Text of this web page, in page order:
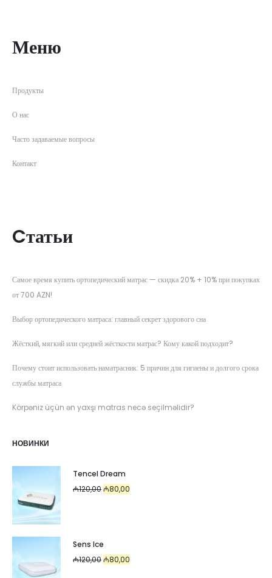
Меню
Продукты
О нас
Часто задаваемые вопросы
Контакт
Cтатьи
Самое время купить ортопедический матрас — скидка 20% + 10% при покупках
от 700 AZN!
Выбор ортопедического матраса: главный секрет здорового сна
Жёсткий, мягкий или средней жёсткости матрас? Кому какой подходит?
Почему стоит использовать наматрасник: 5 причин для гигиены и долгого срока
службы матраса
Körpəniz üçün ən yaxşı matras necə seçilməlidir?
НОВИНКИ
Tencel Dream
₼120,00Первоначальная
₼80,00
Sens Ice
₼120,00Первоначальная
₼80,00